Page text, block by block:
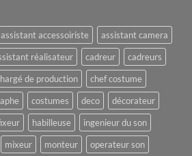
française
culture,
annonce
la
mise
place
du
fonds
d’indemnisation
pour
les
assistant accessoiriste
assistant camera
réalisateur cadreur
cadreurs
de production
chef costume
costumes deco
décorateur
habilleuse
ingenieur du son
mixeur monteur operateur son